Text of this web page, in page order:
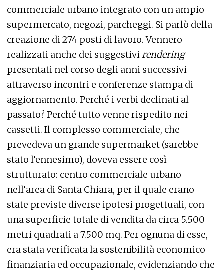
commerciale urbano integrato con un ampio
supermercato, negozi, parcheggi. Si parlò della
creazione di 274 posti di lavoro. Vennero
realizzati anche dei suggestivirendering
presentati nel corso degli anni successivi
attraverso incontri e conferenze stampa di
aggiornamento. Perché i verbi declinati al
passato? Perché tutto venne rispedito nei
cassetti. Il complesso commerciale, che
prevedeva un grande supermarket (sarebbe
stato l’ennesimo), doveva essere così
strutturato: centro commerciale urbano
nell’area di Santa Chiara, per il quale erano
state previste diverse ipotesi progettuali, con
una superficie totale di vendita da circa 5.500
metri quadrati a 7.500 mq. Per ognuna di esse,
era stata verificata la sostenibilità economico-
finanziaria ed occupazionale, evidenziando che